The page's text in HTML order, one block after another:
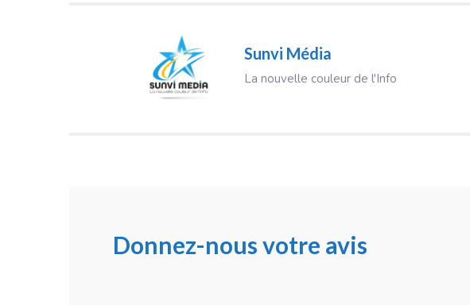
Sunvi Média
La nouvelle couleur de l'Info
Donnez-nous votre avis